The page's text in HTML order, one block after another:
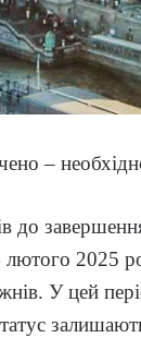
–
до
лютого 2025
У цей